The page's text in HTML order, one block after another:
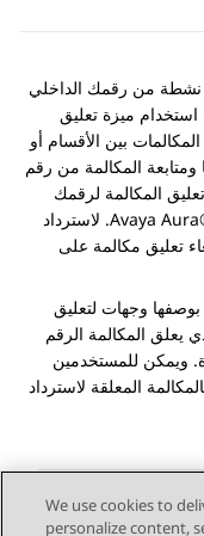
نشطة من رقمك الداخلي
ميزة تعليق
بين الأقسام أو
ومتابعة المكالمة من رقم
المكالمة لرقمك
Avaya. لاسترداد
تعليق مكالمة على
وجهات لتعليق
يعلق المكالمة الرقم
ويمكن للمستخدمين
المعلقة لاسترداد
We use cookies to
personalize content,